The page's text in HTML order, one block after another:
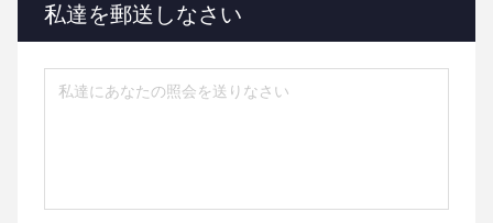
私達を郵送しなさい